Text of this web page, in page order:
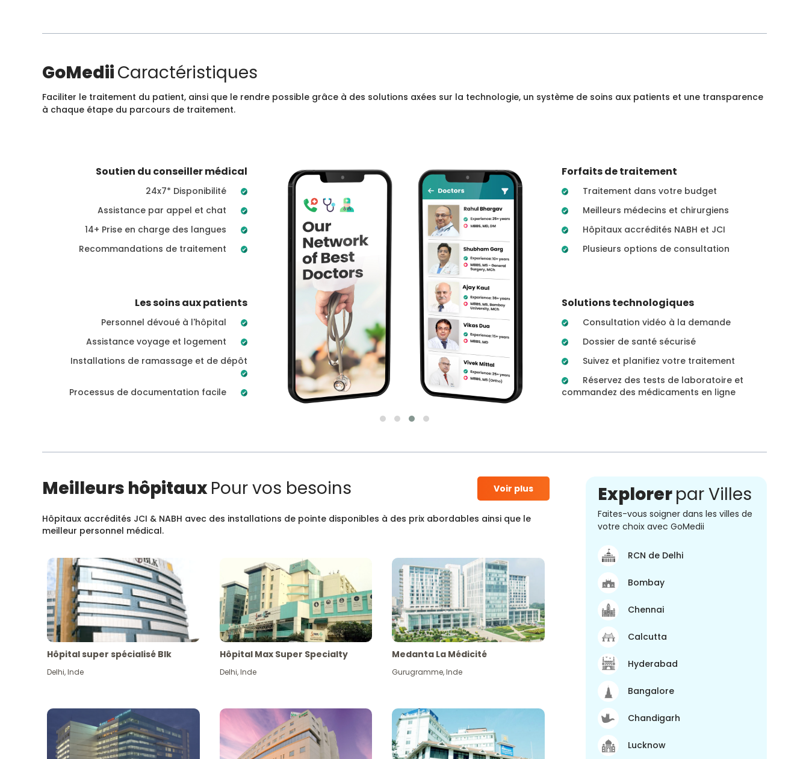
GoMediiCaractéristiques
Faciliter le traitement du patient, ainsi que le rendre possible grâce à des solutions axées sur la technologie, un système de soins aux patients et une transparence
à chaque étape du parcours de traitement.
Soutien du conseiller médical
24x7* Disponibilité
Assistance par appel et chat
14+ Prise en charge des langues
Recommandations de traitement
Les soins aux patients
Personnel dévoué à l'hôpital
Assistance voyage et logement
Installations de ramassage et de dépôt
Processus de documentation facile
Forfaits de traitement
Traitement dans votre budget
Meilleurs médecins et chirurgiens
Hôpitaux accrédités NABH et JCI
Plusieurs options de consultation
Solutions technologiques
Consultation vidéo à la demande
Dossier de santé sécurisé
Suivez et planifiez votre traitement
Réservez des tests de laboratoire et
commandez des médicaments en ligne
Meilleurs hôpitauxPour vos besoins Voir plus
Hôpitaux accrédités JCI & NABH avec des installations de pointe disponibles à des prix abordables ainsi que le
meilleur personnel médical.
Hôpital super spécialisé Blk
Delhi,Inde
Hôpital Max Super Specialty
Delhi,Inde
Medanta La Médicité
Gurugramme,Inde
Explorerpar Villes
Faites-vous soigner dans les villes de
votre choix avec GoMedii
RCN de Delhi
Bombay
Chennai
Calcutta
Hyderabad
Bangalore
Chandigarh
Lucknow